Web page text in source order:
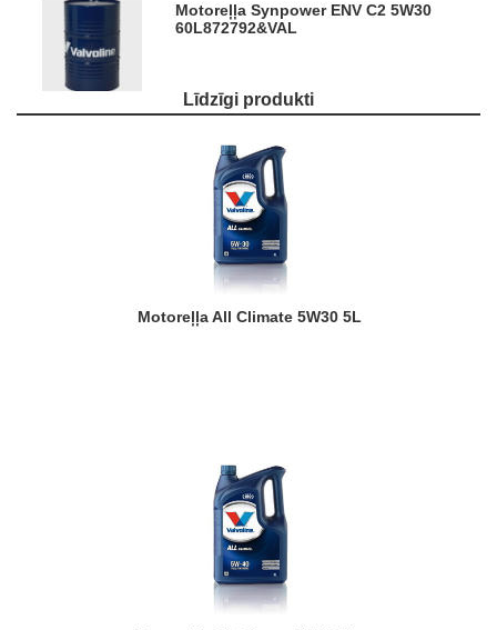
Motoreļļa Synpower ENV C2 5W30
60L872792&VAL
Fiat 9.55535.S1
Attēliem un video ir ilustratīvs raksturs.
Līdzīgi produkti
Motoreļļa All Climate 5W30 5L